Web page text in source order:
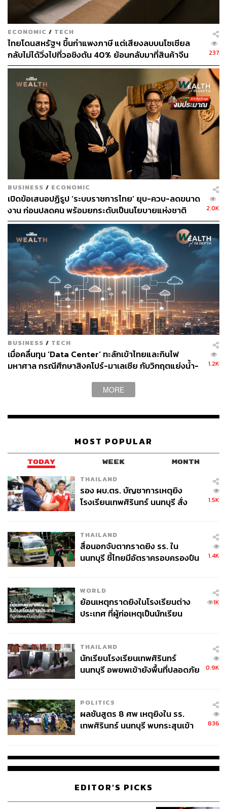
เรื่องนี้สอดคล้องกับ ผศ. ดร.เอกก์ ภทรธนกุล ประธาน
หลักสูตรปริญญาโทด้านแบรนด์และการตลาด ผู้ช่วย
อธิการบดีจุฬาลงกรณ์มหาวิทยาลัย ร่วมวิเคราะห์กับ THE
STANDARD WEALTH ว่ามีข่าวเรื่องการปิดตัวออกมาสักพัก
ใหญ่แล้ว แต่เพิ่งประกาศออกมาอย่างเป็นทางการ
โดยหนึ่งในปัจจัยที่ทำให้ไม่ได้ไปต่ออาจเป็นเรื่องของรายได้
Texas Chicken ไม่เติบโตตามเป้าหมายที่ OR ตั้งไว้ ทำให้
OR อาจพิจารณาว่าการจ่ายค่าไลเซนส์ที่สูง ไม่คุ้มค่าเมื่อ
เปรียบเทียบกับธุรกิจอื่นๆ ที่บริษัทดำเนินการอยู่ เช่น ร้าน
กาแฟ Café Amazon หรือร้านชานมไข่มุก PEARLY TEA ซึ่ง
OR เป็นเจ้าของแบรนด์เองและไม่ต้องเสียค่าไลเซนส์ รวมถึง
แบรนด์อื่นๆ ที่ OR ได้รับไลเซนส์จากผู้ประกอบการในท้องถิ่น
ก็มีค่าไลเซนส์ถูกกว่า
แม้ที่ผ่านมาพยายามขยายสาขาอย่างหนักจนแตะหลัก 100
สาขา ซึ่งถือว่าเป็นจำนวนที่ไม่น้อย ทว่าก็มีการปิดตัวเรื่อยมา
โดยในคำอธิบายและวิเคราะห์ของฝ่ายจัดการ ไตรมาสที่ 2
สิ้นสุดวันที่ 30 มิถุนายน 2567 ของ OR เผยให้เห็นข้อมูลที่
ระบุว่า เมื่อเทียบช่วงครึ่งปีแรกของปี 2566 และ 2567 จำนวน
สาขาได้ลดลงจาก 107 สาขา เป็น 97 สาขา หรือปิดไปแล้ว
10 สาขาด้วยกัน
การทยอยปิดตัว “เหมือนเป็นการส่งสัญญาณให้เห็นว่า OR
อาจไม่ได้ให้ความสำคัญกับแบรนด์ Texas Chicken เท่าที่
ควร” ผศ. ดร.เอกก์ ระบุ
แม่เหล็กไม่แรงพอ! Texas Chicken ดับฝัน สู้ KFC ไม่
ได้
กระนั้นแหล่งข่าวก็วิเคราะห์ว่า ในแง่ของจำนวนสาขาไม่
ถือว่าเป็นจุดอ่อนของ Texas Chicken มากนัก เพราะอยู่ใน
ทำเลที่ลูกค้าสามารถเดินไปหาซื้อได้ไม่ยาก ทั้งในปั๊มน้ำมันที่
แต่นั่นก็ถือเป็นจุดแข็ง? เพียงข้อเดียวที่มีอยู่ของ Texas
Chicken เพราะที่เหลือล้วนเป็นจุดอ่อนทั้งหมด
จำต้องสร้างแม่เหล็กที่ใหญ่กว่าเพื่อดึงดูดลูกค้า” แหล่งข่าว
วิเคราะห์พร้อมเปรียบเปรยว่า การสร้างแม่เหล็กต้องค่อยๆ
สร้าง เหมือนการที่น้ำหยดลงหินทุกวันหินยังหินกร่อนลง แต่
Texas Chicken ไม่สามารถสร้างหินอุกกาบาตที่ใหญ่พอมา
ชนได้ จึงต้องยกธงขาวไป
ผศ. ดร.เอกก์ มองว่า จุดอ่อนของ Texas Chicken คือผู้บริโภค
ทำให้การเจาะตลาดเพื่อสร้างความคุ้นเคยกับแบรนด์ใหม่นั้น
ทำได้ยาก ยิ่งไปกว่านั้น Texas Chicken ยังมุ่งเน้นการทำ
โปรโมชันเป็นหลัก แทนที่จะเน้นการขายสินค้าที่เป็นตัวชูโรง
ทำให้ไม่สามารถสร้างยอดขายได้ในระยะยาว
ECONOMIC / TECH
ไทยโดนสหรัฐฯ ขึ้นกำแพงภาษี แต่เสียงลบบนโซเชียล
กลับไม่ได้วิ่งไปที่วอชิงตัน 40% ย้อนกลับมาที่สินค้าจีน
ราคาถูกที่ทะลักจน SME ไทยสู้ไม่ไหว
237
BUSINESS / ECONOMIC
เปิดข้อเสนอปฏิรูป ‘ระบบราชการไทย’ ยุบ-ควบ-ลดขนาด
งาน ก่อนปลดคน พร้อมยกระดับเป็นนโยบายแห่งชาติ
2.0K
BUSINESS / TECH
เมื่อคลื่นทุน ‘Data Center’ ทะลักเข้าไทยและกินไฟ
มหาศาล กรณีศึกษาสิงคโปร์-มาเลเซีย กับวิกฤตแย่งน้ำ-
1.2K
MORE
MOST POPULAR
TODAY WEEK MONTH
THAILAND
รอง ผบ.ตร. บัญชาการเหตุยิง
โรงเรียนเทพศิรินทร์ นนทบุรี สั่ง
1.5K
THAILAND
สื่อนอกจับตากราดยิง รร. ใน
นนทบุรี ชี้ไทยมีอัตราครอบครองปืน
1.4K
WORLD
ย้อนเหตุกราดยิงในโรงเรียนต่าง
ประเทศ ที่ผู้ก่อเหตุเป็นนักเรียน
1K
THAILAND
นักเรียนโรงเรียนเทพศิรินทร์
นนทบุรี อพยพเข้ายังพื้นที่ปลอดภัย
0.9K
POLITICS
ผลชันสูตร 8 ศพ เหตุยิงใน รร.
เทพศิรินทร์ นนทบุรี พบกระสุนเข้า
836
EDITOR'S PICKS